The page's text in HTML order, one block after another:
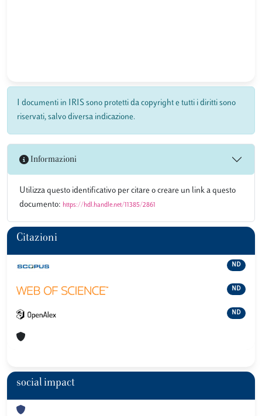
I documenti in IRIS sono protetti da copyright e tutti i diritti sono
riservati, salvo diversa indicazione.
Informazioni
Utilizza questo identificativo per citare o creare un link a questo
documento: https://hdl.handle.net/11385/2861
Citazioni
ND
ND
ND
social impact